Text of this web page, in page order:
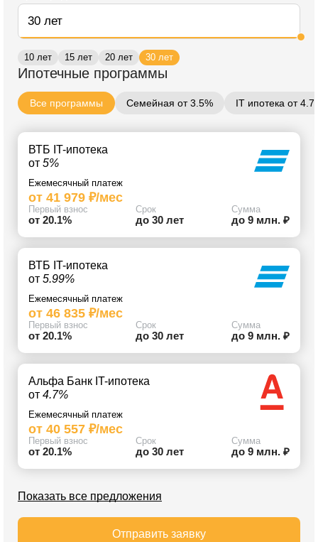
10 лет 15 лет 20 лет 30 лет
Ипотечные программы
Все программы Семейная от 3.5% IT ипотека от
ВТБ IT-ипотека
от 5%
Ежемесячный платеж
от 41 979 ₽/мес
Первый взнос
от 20.1%
Срок
до 30 лет
Сумма
до 9 млн. ₽
ВТБ IT-ипотека
от 5.99%
Ежемесячный платеж
от 46 835 ₽/мес
Первый взнос
от 20.1%
Срок
до 30 лет
Сумма
до 9 млн. ₽
Альфа Банк IT-ипотека
от 4.7%
Ежемесячный платеж
от 40 557 ₽/мес
Первый взнос
от 20.1%
Срок
до 30 лет
Сумма
до 9 млн. ₽
Показать все предложения
Отправить заявку